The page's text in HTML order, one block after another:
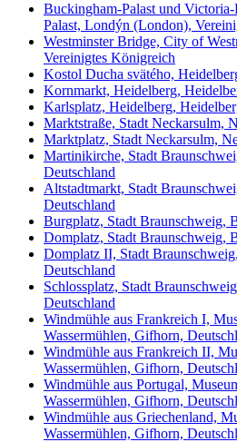
Buckingham-Palast und
Palast, Londýn (London),
Westminster Bridge, City of
Vereinigtes Königreich
Kostol Ducha svätého,
Kornmarkt, Heidelberg,
Karlsplatz, Heidelberg,
Marktstraße, Stadt Neckarsulm,
Marktplatz, Stadt Neckarsulm,
Martinikirche, Stadt
Deutschland
Altstadtmarkt, Stadt
Deutschland
Burgplatz, Stadt Braunschweig,
Domplatz, Stadt Braunschweig,
Domplatz II, Stadt
Deutschland
Schlossplatz, Stadt
Deutschland
Windmühle aus Frankreich I,
Wassermühlen, Gifhorn,
Windmühle aus Frankreich II,
Wassermühlen, Gifhorn,
Windmühle aus Portugal,
Wassermühlen, Gifhorn,
Windmühle aus Griechenland,
Wassermühlen, Gifhorn,